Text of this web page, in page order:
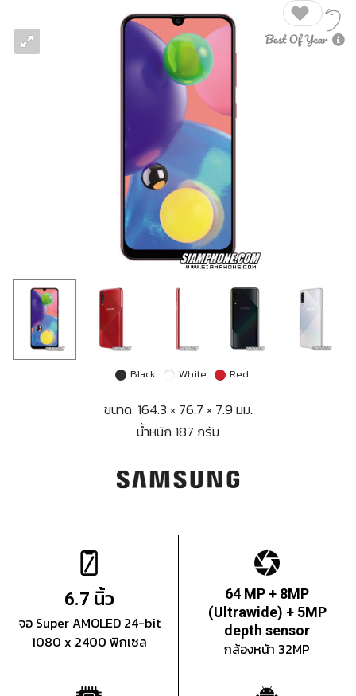
Black White Red
ขนาด: 164.3 × 76.7 × 7.9 มม.
น้ำหนัก 187 กรัม
6.7 นิ้ว
จอ Super AMOLED 24-bit
1080 x 2400 พิกเซล
64 MP + 8MP
(Ultrawide) + 5MP
depth sensor
กล้องหน้า 32MP